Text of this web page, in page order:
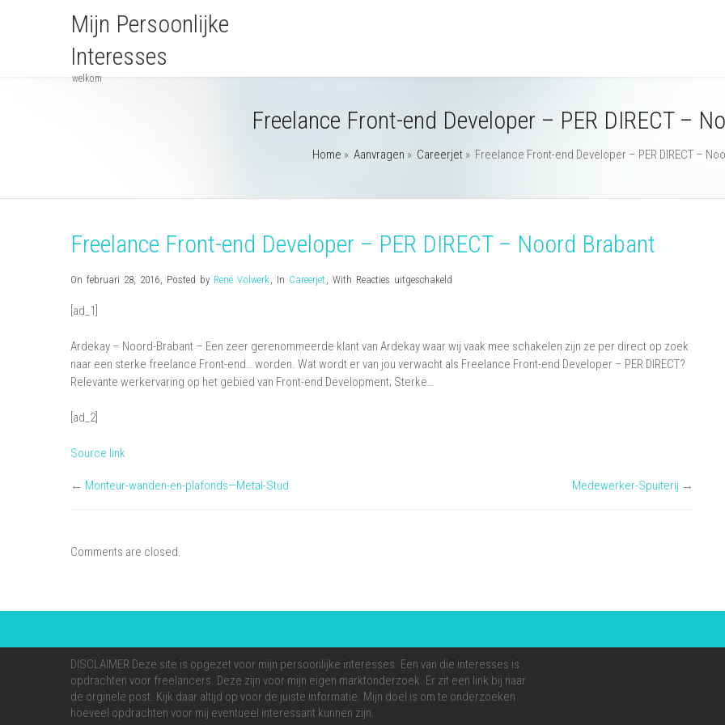
Mijn Persoonlijke
Interesses
welkom
Freelance Front-end Developer – PER DIRECT –
Home » Aanvragen » Careerjet» Freelance Front-end Developer – PER DIRECT –
Freelance Front-end Developer – PER DIRECT – Noord Brabant
On februari 28, 2016, Posted by René Volwerk, In Careerjet , With Reacties uitgeschakeld
end
Developer
[ad_1]
Ardekay – Noord-Brabant – Een zeer gerenommeerde klant van Ardekay waar wij vaak mee schakelen zijn ze per direct op zoek
naar een sterke freelance Front-end… worden. Wat wordt er van jou verwacht als Freelance Front-end Developer – PER DIRECT?
Relevante werkervaring op het gebied van Front-end Development; Sterke…
[ad_2]
Source link
← Monteur-wanden-en-plafonds—Metal-Stud Medewerker-Spuiterij →
Comments are closed.
DISCLAIMER Deze site is opgezet voor mijn persoonlijke interesses. Een van die interesses is
opdrachten voor freelancers. Deze zijn voor mijn eigen marktonderzoek. Er zit een link bij naar
de orginele post. Kijk daar altijd op voor de juiste informatie. Mijn doel is om te onderzoeken
hoeveel opdrachten voor mij eventueel interessant kunnen zijn.